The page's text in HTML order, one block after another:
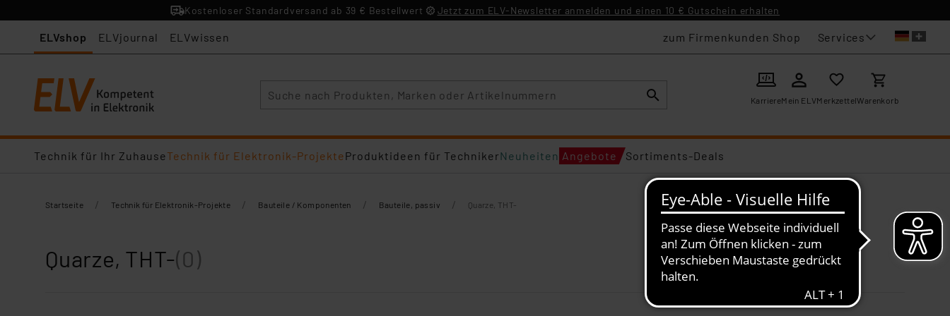
Kostenloser Standardversand ab 39 € Bestellwert Jetzt zum ELV-Newsletter anmelden und einen 10 € Gutschein erhalten
ELVshop ELVjournal ELVwissen zum Firmenkunden Shop Services
KarriereMein ELVMerkzettelWarenkorb
Technik für Ihr ZuhauseTechnik für Elektronik-ProjekteProduktideen für TechnikerNeuheiten Angebote Sortiments-Deals
Startseite / Technik für Elektronik-Projekte / Bauteile / Komponenten / Bauteile, passiv / Quarze, THT-
Quarze, THT-(0)